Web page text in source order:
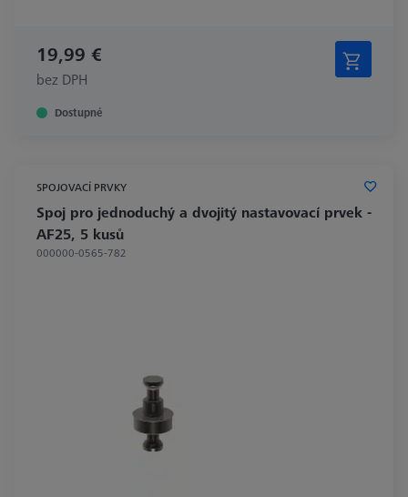
19,99 €
bez DPH
Dostupné
SPOJOVACÍ PRVKY
Spoj pro jednoduchý a dvojitý nastavovací prvek -
AF25, 5 kusů
000000-0565-782